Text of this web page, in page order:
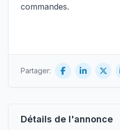
Détails de l'annonce
commandes.
Partager: